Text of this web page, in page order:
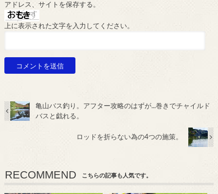
アドレス、サイトを保存する。
上に表示された文字を入力してください。
亀山バス釣り。アフター攻略のはずが...巻きでチャイルド
バスと戯れる。
ロッドを折らない為の4つの施策。
RECOMMEND こちらの記事も人気です。